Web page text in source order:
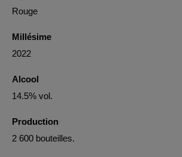
Rouge
Millésime
2022
Alcool
14.5% vol.
Production
2 600 bouteilles.